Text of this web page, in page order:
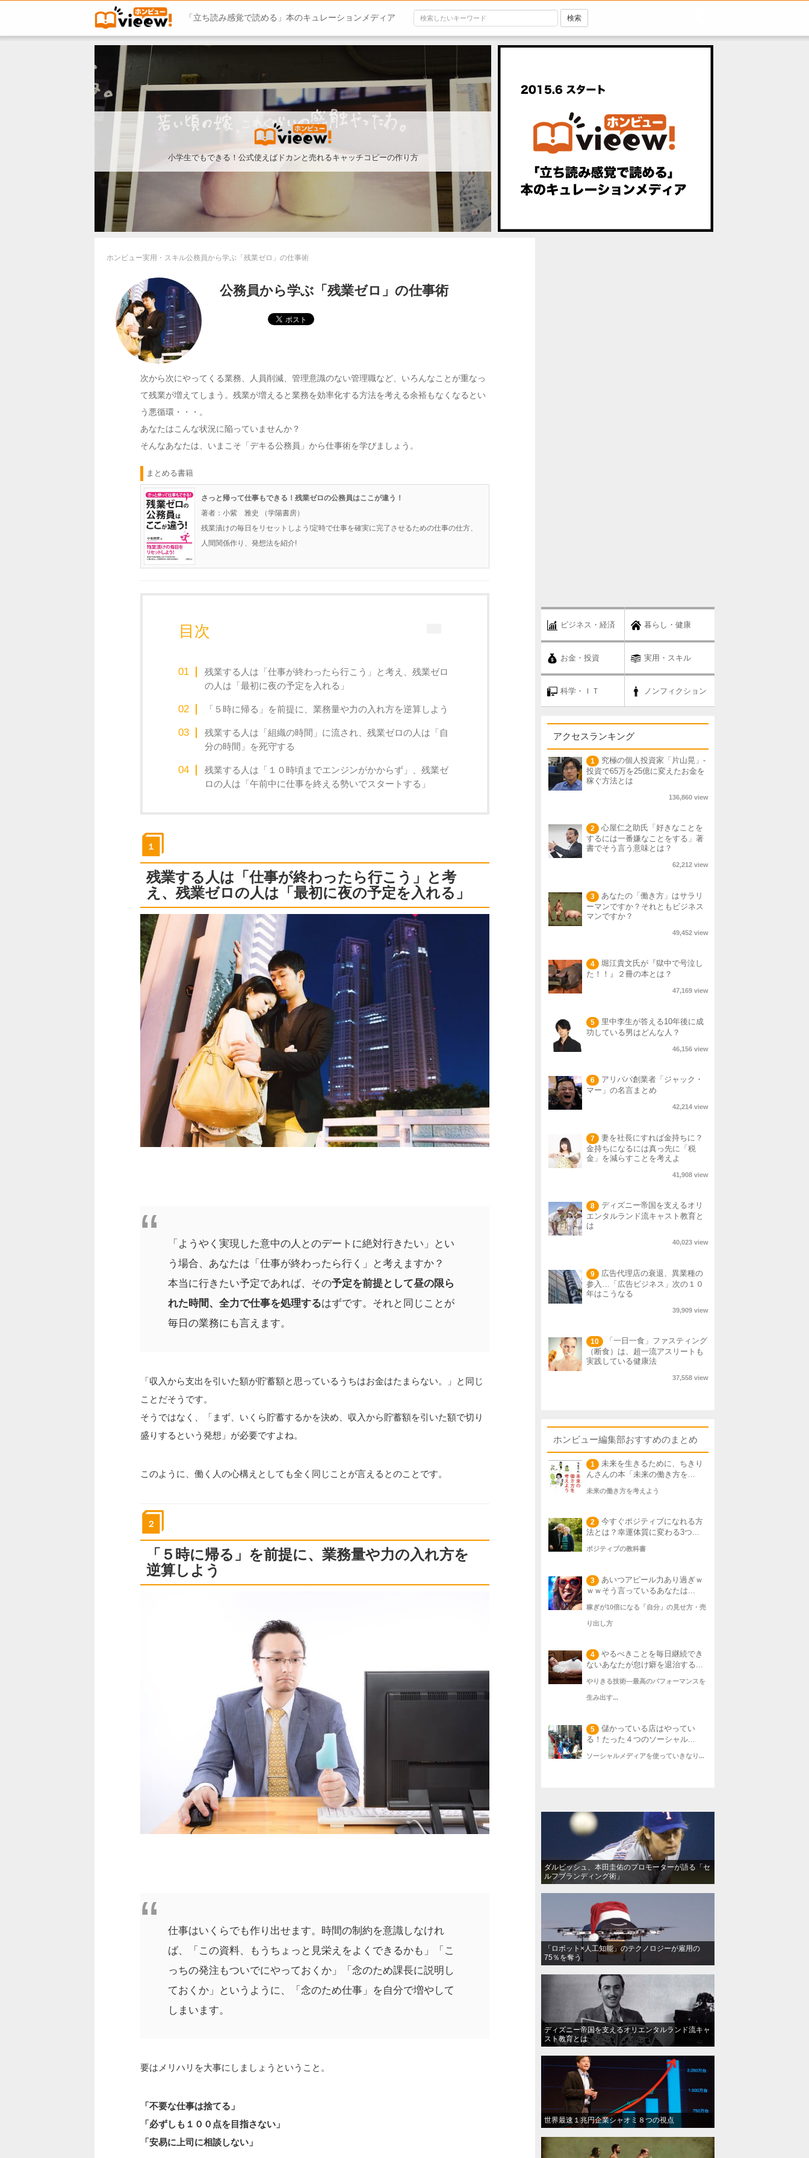
「立ち読み感覚で読める」本のキュレーションメディア
小学生でもできる！公式使えばドカンと売れるキャッチコピーの作り方
ホンビュー実用・スキル公務員から学ぶ「残業ゼロ」の仕事術
公務員から学ぶ「残業ゼロ」の仕事術
次から次にやってくる業務、人員削減、管理意識のない管理職など、いろんなことが重なっ
て残業が増えてしまう。残業が増えると業務を効率化する方法を考える余裕もなくなるとい
う悪循環・・・。
あなたはこんな状況に陥っていませんか？
そんなあなたは、いまこそ「デキる公務員」から仕事術を学びましょう。
まとめる書籍
さっと帰って仕事もできる！残業ゼロの公務員はここが違う！
著者：小紫 雅史 （学陽書房）
残業漬けの毎日をリセットしよう!定時で仕事を確実に完了させるための仕事の仕方、
人間関係作り、発想法を紹介!
目次
残業する人は「仕事が終わったら行こう」と考え、残業ゼロ
の人は「最初に夜の予定を入れる」
「５時に帰る」を前提に、業務量や力の入れ方を逆算しよう
残業する人は「組織の時間」に流され、残業ゼロの人は「自
分の時間」を死守する
残業する人は「１０時頃までエンジンがかからず」、残業ゼ
ロの人は「午前中に仕事を終える勢いでスタートする」
１
残業する人は「仕事が終わったら行こう」と考
え、残業ゼロの人は「最初に夜の予定を入れる」
「ようやく実現した意中の人とのデートに絶対行きたい」とい
う場合、あなたは「仕事が終わったら行く」と考えますか？
本当に行きたい予定であれば、その予定を前提として昼の限ら
れた時間、全力で仕事を処理するはずです。それと同じことが
毎日の業務にも言えます。
「収入から支出を引いた額が貯蓄額と思っているうちはお金はたまらない。」と同じ
ことだそうです。
そうではなく、「まず、いくら貯蓄するかを決め、収入から貯蓄額を引いた額で切り
盛りするという発想」が必要ですよね。
このように、働く人の心構えとしても全く同じことが言えるとのことです。
２
「５時に帰る」を前提に、業務量や力の入れ方を
逆算しよう
仕事はいくらでも作り出せます。時間の制約を意識しなけれ
ば、「この資料、もうちょっと見栄えをよくできるかも」「こ
っちの発注もついでにやっておくか」「念のため課長に説明し
ておくか」というように、「念のため仕事」を自分で増やして
しまいます。
要はメリハリを大事にしましょうということ。
「不要な仕事は捨てる」
「必ずしも１００点を目指さない」
「安易に上司に相談しない」
ビジネス・経済
お金・投資
科学・ＩＴ
暮らし・健康
実用・スキル
ノンフィクション
アクセスランキング
1
究極の個人投資家「片山晃」-
投資で65万を25億に変えたお金を
稼ぐ方法とは
136,860 view
2
心屋仁之助氏「好きなことを
するには一番嫌なことをする」著
書でそう言う意味とは？
62,212 view
3
あなたの「働き方」はサラリ
ーマンですか？それともビジネス
マンですか？
49,452 view
4
堀江貴文氏が『獄中で号泣し
た！！』２冊の本とは？
47,169 view
5
里中李生が答える10年後に成
功している男はどんな人？
46,156 view
6
アリババ創業者「ジャック・
マー」の名言まとめ
42,214 view
7
妻を社長にすれば金持ちに？
金持ちになるには真っ先に「税
金」を減らすことを考えよ
41,908 view
8
ディズニー帝国を支えるオリ
エンタルランド流キャスト教育と
は
40,023 view
9
広告代理店の衰退、異業種の
参入…「広告ビジネス」次の１０
年はこうなる
39,909 view
10
「一日一食」ファスティング
（断食）は、超一流アスリートも
実践している健康法
37,558 view
ホンビュー編集部おすすめのまとめ
1
未来を生きるために、ちきり
んさんの本「未来の働き方を...
未来の働き方を考えよう
2
今すぐポジティブになれる方
法とは？幸運体質に変わる3つ...
ポジティブの教科書
3
あいつアピール力あり過ぎｗ
ｗｗそう言っているあなたは...
稼ぎが10倍になる「自分」の見せ方・売
り出し方
4
やるべきことを毎日継続でき
ないあなたが怠け癖を退治する...
やりきる技術―最高のパフォーマンスを
生み出す...
5
儲かっている店はやってい
る！たった４つのソーシャル...
ソーシャルメディアを使っていきなり...
ダルビッシュ、本田圭佑のプロモーターが語る「セ
ルフブランディング術」
「ロボット×人工知能」のテクノロジーが雇用の
75％を奪う
ディズニー帝国を支えるオリエンタルランド流キャ
スト教育とは
世界最速１兆円企業シャオミ８つの視点